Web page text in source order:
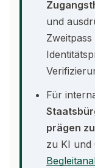
und
Für
prägen
zu KI und